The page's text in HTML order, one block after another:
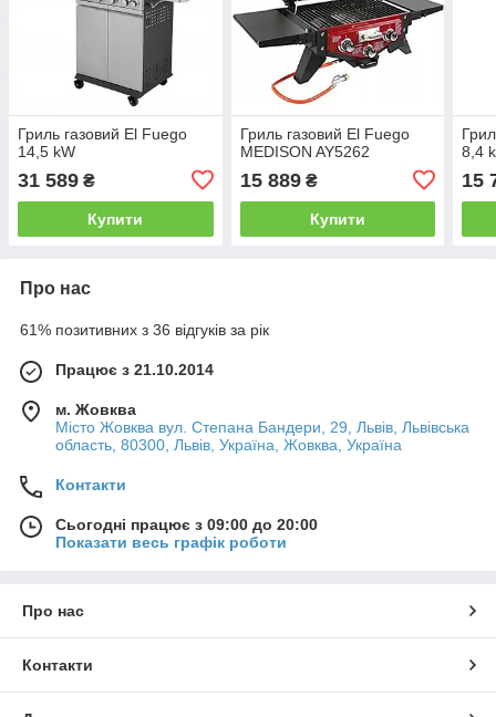
Гриль газовий El Fuego
14,5 kW
31 589 ₴
Купити
Гриль газовий El Fuego
MEDISON AY5262
15 889₴
Купити
8,4
15
Про нас
61% позитивних з 36 відгуків за рік
Працює з 21.10.2014
м. Жовква
Місто Жовква вул. Степана Бандери, 29, Львів, Львівська
область, 80300, Львів, Україна, Жовква, Україна
Контакти
Сьогодні працює з 09:00 до 20:00
Показати весь графік роботи
Про нас
Контакти